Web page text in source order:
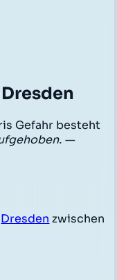
Gefahr besteht
—
Dresden zwischen